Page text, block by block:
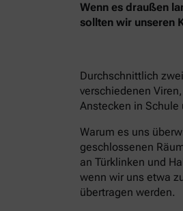
Wenn es draußen
sollten wir unseren
Durchschnittlich
verschiedenen
Anstecken in
Warum es uns
geschlossenen
an Türklinken und
wenn wir uns etwa
übertragen werden.